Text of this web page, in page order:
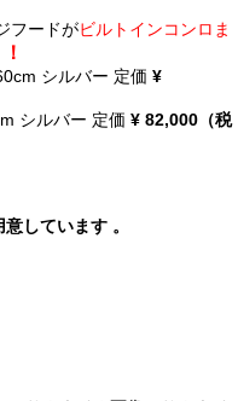
フードがビルトインコンロま
シルバー 定価¥
シルバー 定価¥ 82,000（税
しています 。